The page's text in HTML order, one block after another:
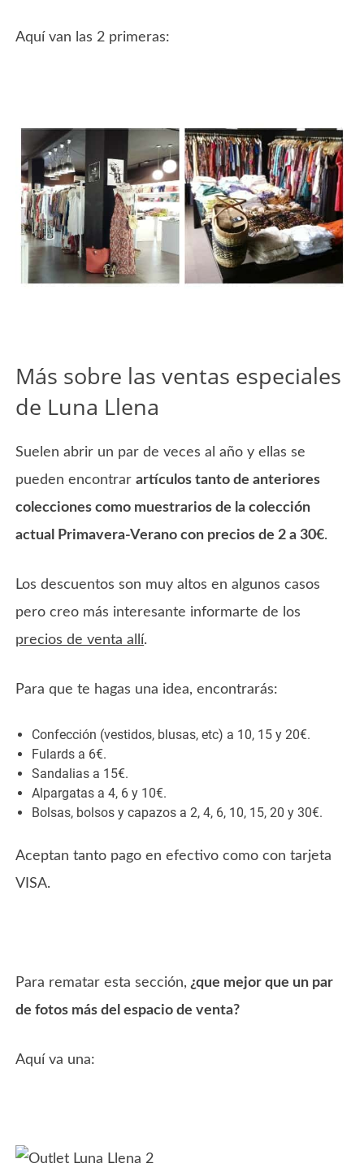
Aquí van las 2 primeras:
Más sobre las ventas especiales
de Luna Llena
Suelen abrir un par de veces al año y ellas se
pueden encontrarartículos tanto de anteriores
colecciones como muestrarios de la colección
actual Primavera-Verano con precios de 2 a 30€.
Los descuentos son muy altos en algunos casos
pero creo más interesante informarte de los
precios de venta allí.
Para que te hagas una idea, encontrarás:
Confección (vestidos, blusas, etc) a 10, 15 y 20€.
Fulards a 6€.
Sandalias a 15€.
Alpargatas a 4, 6 y 10€.
Bolsas, bolsos y capazos a 2, 4, 6, 10, 15, 20 y 30€.
Aceptan tanto pago en efectivo como con tarjeta
VISA.
Para rematar esta sección, ¿que mejor que un par
de fotos más del espacio de venta?
Aquí va una: